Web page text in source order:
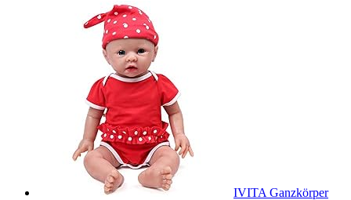
IVITA Ganzkörper